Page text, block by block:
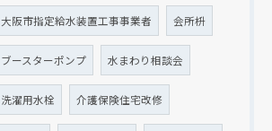
大阪市指定給水装置工事事業者 会所枡
ブースターポンプ 水まわり相談会
洗濯用水栓 介護保険住宅改修